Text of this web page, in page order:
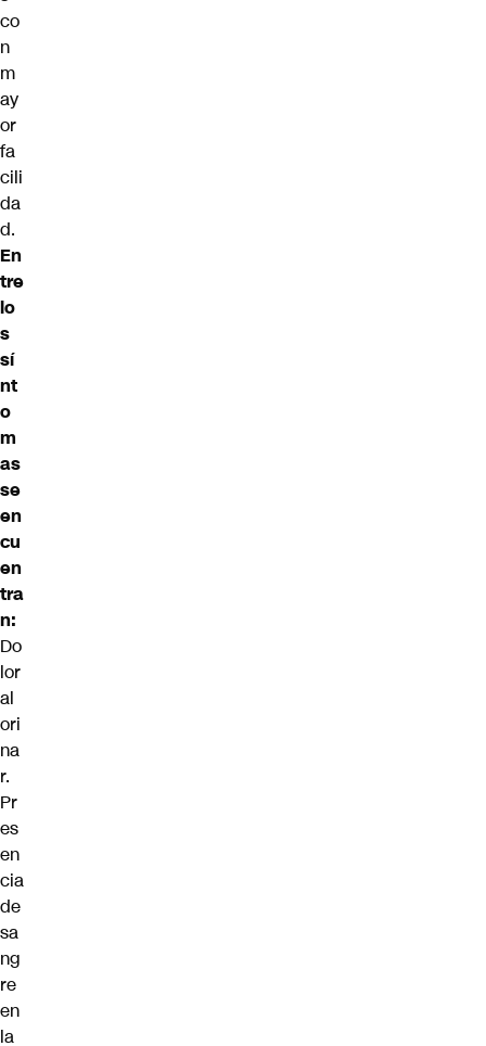
co
n
m
ay
or
fa
cili
da
d.
En
tre
lo
s
sí
nt
o
m
as
se
en
cu
en
tra
n:
Do
lor
al
ori
na
r.
Pr
es
en
cia
de
sa
ng
re
en
la